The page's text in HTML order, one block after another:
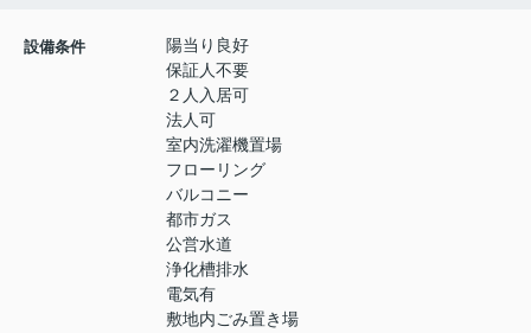
設備条件
陽当り良好
保証人不要
２人入居可
法人可
室内洗濯機置場
フローリング
バルコニー
都市ガス
公営水道
浄化槽排水
電気有
敷地内ごみ置き場